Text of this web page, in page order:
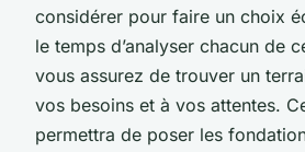
considérer pour faire un choix
le temps d’analyser chacun de
vous assurez de trouver un
vos besoins et à vos attentes.
permettra de poser les